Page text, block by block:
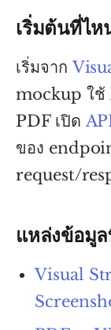
เริ่มต้นที่ไห
เริ่มจาก
mockup ใช้
PDF เปิด
ของ
request/
แหล่งข้อมูล
Visual